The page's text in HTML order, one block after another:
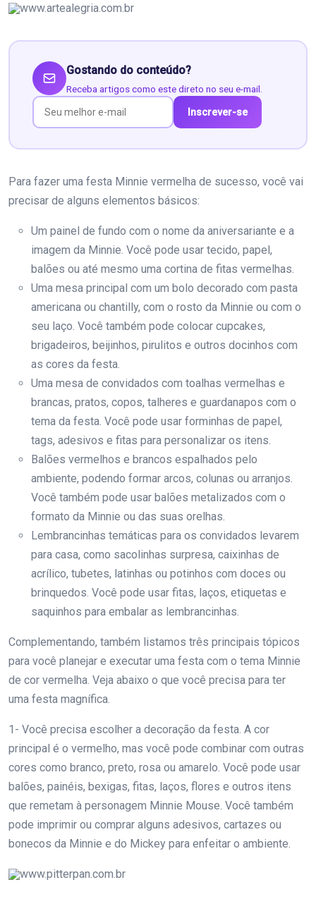
www.artealegria.com.br
Gostando do conteúdo?
Receba artigos como este direto no seu e-mail.
Inscrever-se
Para fazer uma festa Minnie vermelha de sucesso, você vai
precisar de alguns elementos básicos:
Um painel de fundo com o nome da aniversariante e a
imagem da Minnie. Você pode usar tecido, papel,
balões ou até mesmo uma cortina de fitas vermelhas.
Uma mesa principal com um bolo decorado com pasta
americana ou chantilly, com o rosto da Minnie ou com o
seu laço. Você também pode colocar cupcakes,
brigadeiros, beijinhos, pirulitos e outros docinhos com
as cores da festa.
Uma mesa de convidados com toalhas vermelhas e
brancas, pratos, copos, talheres e guardanapos com o
tema da festa. Você pode usar forminhas de papel,
tags, adesivos e fitas para personalizar os itens.
Balões vermelhos e brancos espalhados pelo
ambiente, podendo formar arcos, colunas ou arranjos.
Você também pode usar balões metalizados com o
formato da Minnie ou das suas orelhas.
Lembrancinhas temáticas para os convidados levarem
para casa, como sacolinhas surpresa, caixinhas de
acrílico, tubetes, latinhas ou potinhos com doces ou
brinquedos. Você pode usar fitas, laços, etiquetas e
saquinhos para embalar as lembrancinhas.
Complementando, também listamos três principais tópicos
para você planejar e executar uma festa com o tema Minnie
de cor vermelha. Veja abaixo o que você precisa para ter
uma festa magnífica.
1- Você precisa escolher a decoração da festa. A cor
principal é o vermelho, mas você pode combinar com outras
cores como branco, preto, rosa ou amarelo. Você pode usar
balões, painéis, bexigas, fitas, laços, flores e outros itens
que remetam à personagem Minnie Mouse. Você também
pode imprimir ou comprar alguns adesivos, cartazes ou
bonecos da Minnie e do Mickey para enfeitar o ambiente.
www.pitterpan.com.br